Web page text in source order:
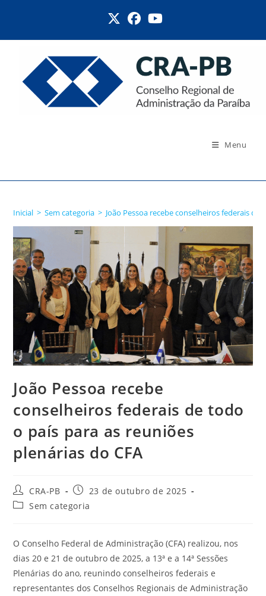
Menu
Inicial > Sem categoria > João Pessoa recebe conselheiros federais
João Pessoa recebe
conselheiros federais de todo
o país para as reuniões
plenárias do CFA
Autor
do
post:
CRA-PB
Post
publicado:
23 de outubro de 2025
Categoria
Sem categoria
O Conselho Federal de Administração (CFA) realizou, nos
dias 20 e 21 de outubro de 2025, a 13ª e a 14ª Sessões
Plenárias do ano, reunindo conselheiros federais e
representantes dos Conselhos Regionais de Administração